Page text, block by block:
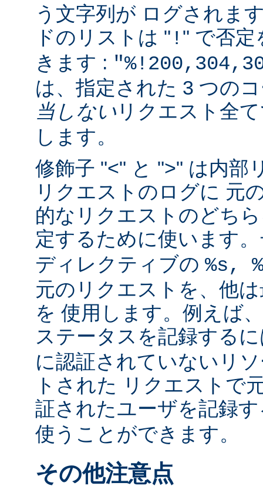
う文字列が ログされま
ドのリストは " ! " で否定
きます :
は、指定された 3 つの
当しない リクエスト全
します。
修飾子 "<" と ">" は内部
リクエストのログに 元
的なリクエストのどち
定するために使います
ディレクティブの %s,
元のリクエストを、他
を 使用します。例えば
ステータスを記録する
に認証されていないリ
トされた リクエストで
証されたユーザを記録
使うことができます。
その他注意点